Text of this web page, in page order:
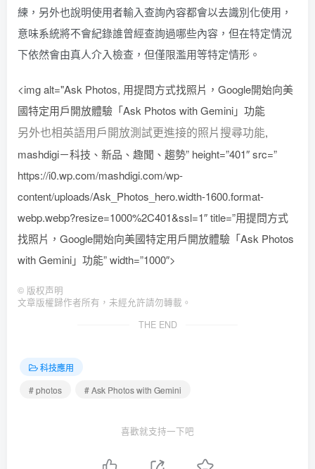
練，另外也說明使用者輸入查詢內容都會以去識別化使用，
意味系統將不會紀錄誰曾經查詢過哪些內容，但在特定情況
下依然會由真人介入檢查，但僅限濫用等特定情形。
<img alt="Ask Photos, 用提問方式找照片，Google開始向美
國特定用戶開放體驗「Ask Photos with Gemini」功能
另外也相英語用戶開放測試更進接的照片搜尋功能,
mashdigi－科技、新品、趣聞、趨勢” height=”401″ src=”
https://i0.wp.com/mashdigi.com/wp-
content/uploads/Ask_Photos_hero.width-1600.format-
webp.webp?resize=1000%2C401&ssl=1″ title=”用提問方式
找照片，Google開始向美國特定用戶開放體驗「Ask Photos
with Gemini」功能” width=”1000″>
© 版权声明
文章版權歸作者所有，未經允許請勿轉載。
THE END
科技應用
# photos
# Ask Photos with Gemini
喜歡就支持一下吧